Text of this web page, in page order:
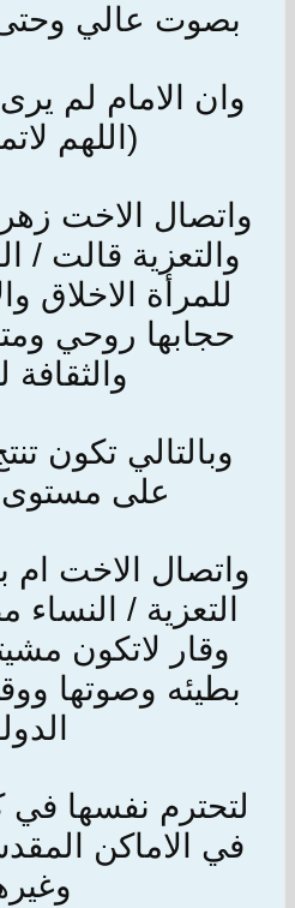
بصوت عالي
وان الامام لم
(اللهم
واتصال الاخت
والتعزية قالت /
للمرأة الاخلاق
حجابها روحي
والثقافة
وبالتالي تكون
على مستوى
واتصال الاخت ام
التعزية / النساء
وقار لاتكون
بطيئه وصوتها
لتحترم نفسها
في الاماكن